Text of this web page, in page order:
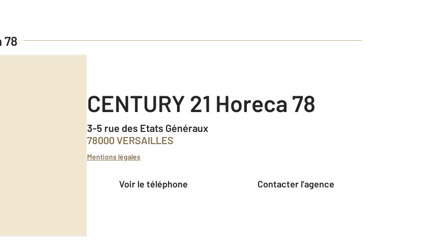
78
CENTURY 21 Horeca 78
3-5 rue des Etats Généraux
78000 VERSAILLES
Mentions légales
Voir le téléphone Contacter l'agence